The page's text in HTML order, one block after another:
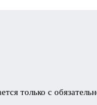
только с